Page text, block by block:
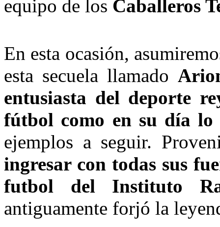
equipo de los Caballeros
En esta ocasión,
esta secuela llamado
entusiasta del deporte
fútbol como en su día
ejemplos a seguir.
ingresar con todas sus
futbol del Instituto
antiguamente forjó la